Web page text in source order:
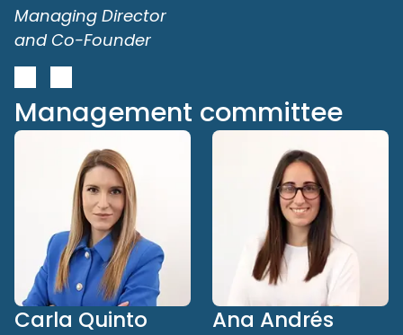
Managing Director
and Co-Founder
Management committee
Carla Quinto Ana Andrés